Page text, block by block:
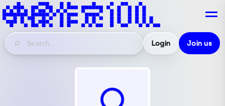
Login Join us